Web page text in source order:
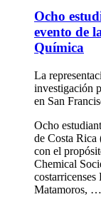
Ocho
evento de
Química
La
investigación
en San
Ocho
de Costa
con el
Chemical
Matamoros, …